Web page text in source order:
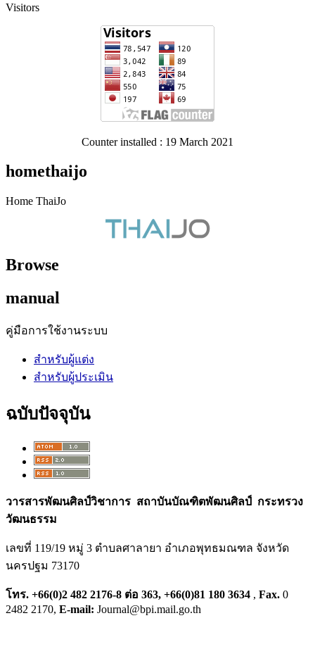
Visitors
Counter installed : 19 March 2021
homethaijo
Home ThaiJo
Browse
manual
คู่มือการใช้งานระบบ
สำหรับผู้แต่ง
สำหรับผู้ประเมิน
ฉบับปัจจุบัน
วารสารพัฒนศิลป์วิชาการ สถาบันบัณฑิตพัฒนศิลป์ กระทรวง
วัฒนธรรม
เลขที่ 119/19 หมู่ 3 ตำบลศาลายา อำเภอพุทธมณฑล จังหวัด
นครปฐม 73170
โทร. +66(0)2 482 2176-8 ต่อ 363, +66(0)81 180 3634 , Fax. 0
2482 2170, E-mail: Journal@bpi.mail.go.th